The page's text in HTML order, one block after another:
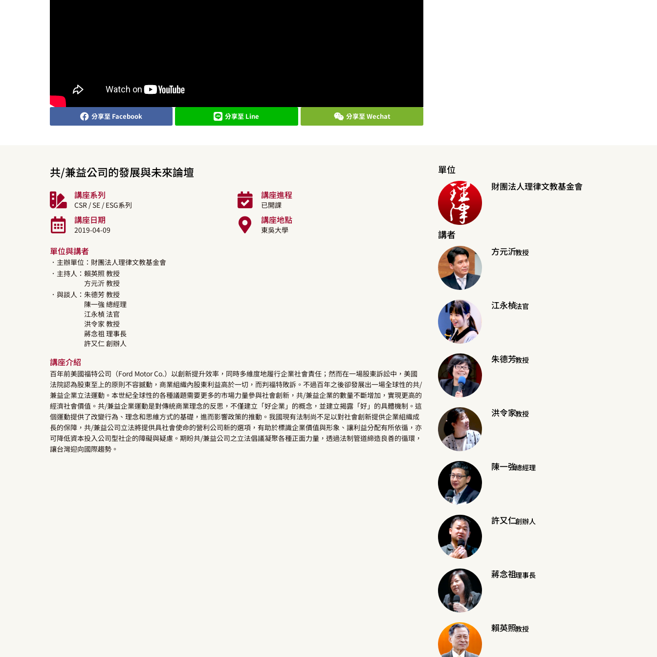
分享至 Facebook 分享至 Line 分享至 Wechat
共/兼益公司的發展與未來論壇
講座系列
CSR / SE / ESG系列
講座進程
已開課
講座日期
2019-04-09
講座地點
東吳大學
單位與講者
．主辦單位：財團法人理律文教基金會
．主持人： 賴英照 教授
方元沂教授
．與談人： 朱德芳教授
陳一強 總經理
江永楨法官
洪令家教授
蔣念祖理事長
許又仁創辦人
講座介紹
百年前美國福特公司（Ford Motor Co.）以創新提升效率，同時多維度地履行企業社會責任；然而在一場股東訴訟中，美國
法院認為股東至上的原則不容撼動，商業組織內股東利益高於一切，而判福特敗訴。不過百年之後卻發展出一場全球性的共/
兼益企業立法運動。本世紀全球性的各種議題需要更多的市場力量參與社會創新，共/兼益企業的數量不斷增加，實現更高的
經濟社會價值。共/兼益企業運動是對傳統商業理念的反思，不僅建立「好企業」的概念，並建立揭露「好」的具體機制。這
個運動提供了改變行為、理念和思維方式的基礎，進而影響政策的推動。我國現有法制尚不足以對社會創新提供企業組織成
長的保障，共/兼益公司立法將提供具社會使命的營利公司新的選項，有助於標識企業價值與形象、讓利益分配有所依循，亦
可降低資本投入公司型社企的障礙與疑慮。期盼共/兼益公司之立法倡議凝聚各種正面力量，透過法制管道締造良善的循環，
讓台灣迎向國際趨勢。
單位
財團法人理律文教基金會
講者
方元沂教授
江永楨法官
朱德芳教授
洪令家教授
陳一強總經理
許又仁創辦人
蔣念祖理事長
賴英照教授